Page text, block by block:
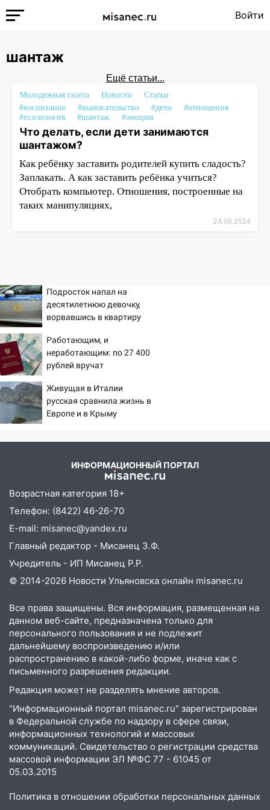
Войти
шантаж
Ещё статьи...
Молодежная газета Новости
Статьи
#воспитание
#вымогательство #дети
#отнощения
#психология
#шантаж #эмоции
Что делать, если дети занимаются
шантажом?
Как ребёнку заставить родителей купить сладость?
Заплакать. А как заставить ребёнка учиться?
Отобрать компьютер. Отношения, построенные на
таких манипуляциях,
24.06.2024
Подросток напал на
десятилетнюю девочку,
ворвавшись в квартиру
Работающим, и
неработающим: по 27 400
рублей вручат
PrimaMedia.ru
Живущая в Италии
русская сравнила жизнь в
Европе и в Крыму
ИНФОРМАЦИОННЫЙ ПОРТАЛ
Возрастная категория 18+
Телефон: (8422) 46-26-70
E-mail: misanec@yandex.ru
Главный редактор - Мисанец З.Ф.
Учредитель - ИП Мисанец Р.Р.
© 2014-2026 Новости Ульяновска онлайн misanec.ru
Все права защищены. Вся информация, размещенная на
данном веб-сайте, предназначена только для
персонального пользования и не подлежит
дальнейшему воспроизведению и/или
распространению в какой-либо форме, иначе как с
письменного разрешения редакции.
Редакция может не разделять мнение авторов.
"Информационный портал misanec.ru" зарегистрирован
в Федеральной службе по надзору в сфере связи,
информационных технологий и массовых
коммуникаций. Свидетельство о регистрации средства
массовой информации ЭЛ №ФС 77 - 61045 от
05.03.2015
Политика в отношении обработки персональных данных